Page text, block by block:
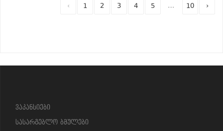
‹ 1 2 3 4 5 … 10 ›
ვაკანსიები
სასარგებლო ბმულები